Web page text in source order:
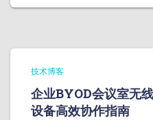
技术博客
企业BYOD会议室无
设备高效协作指南